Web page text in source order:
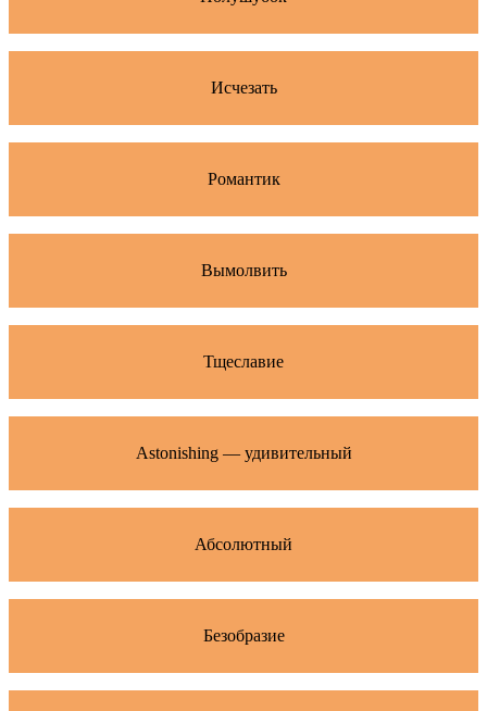
Исчезать
Романтик
Вымолвить
Тщеславие
Astonishing — удивительный
Абсолютный
Безобразие